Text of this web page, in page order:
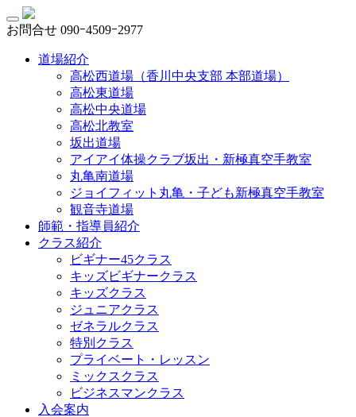
お問合せ 090ｰ4509ｰ2977
道場紹介
高松西道場（香川中央支部 本部道場）
高松東道場
高松中央道場
高松北教室
坂出道場
アイアイ体操クラブ坂出・新極真空手教室
丸亀南道場
ジョイフィット丸亀・子ども新極真空手教室
観音寺道場
師範・指導員紹介
クラス紹介
ビギナー45クラス
キッズビギナークラス
キッズクラス
ジュニアクラス
ゼネラルクラス
特別クラス
プライベート・レッスン
ミックスクラス
ビジネスマンクラス
入会案内